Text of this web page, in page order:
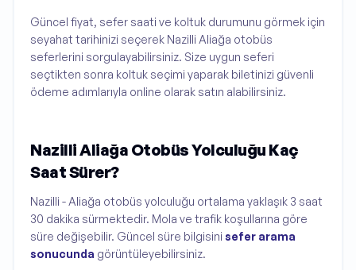
Güncel fiyat, sefer saati ve koltuk durumunu görmek için
seyahat tarihinizi seçerek Nazilli Aliağa otobüs
seferlerini sorgulayabilirsiniz. Size uygun seferi
seçtikten sonra koltuk seçimi yaparak biletinizi güvenli
ödeme adımlarıyla online olarak satın alabilirsiniz.
Nazilli Aliağa Otobüs Yolculuğu Kaç
Saat Sürer?
Nazilli - Aliağa otobüs yolculuğu ortalama yaklaşık 3 saat
30 dakika sürmektedir. Mola ve trafik koşullarına göre
süre değişebilir. Güncel süre bilgisini sefer arama
sonucunda görüntüleyebilirsiniz.